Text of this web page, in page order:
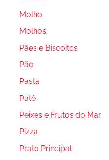
Molho
Molhos
Pães e Biscoitos
Pão
Pasta
Patê
Peixes e Frutos do Mar
Pizza
Prato Principal